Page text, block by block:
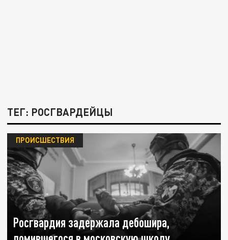
ТЕГ: РОСГВАРДЕЙЦЫ
Росгвардия задержала дебошира,
ПРОИСШЕСТВИЯ